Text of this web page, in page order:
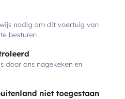
nodig om dit voertuig van
besturen
door ons nagekeken en
niet toegestaan